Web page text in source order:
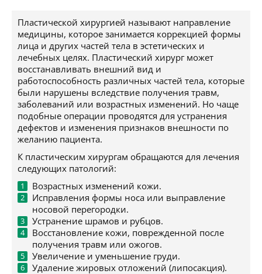
Пластической хирургией называют направление
медицины, которое занимается коррекцией формы
лица и других частей тела в эстетических и
лечебных целях. Пластический хирург может
восстанавливать внешний вид и
работоспособность различных частей тела, которые
были нарушены вследствие получения травм,
заболеваний или возрастных изменений. Но чаще
подобные операции проводятся для устранения
дефектов и изменения признаков внешности по
желанию пациента.
К пластическим хирургам обращаются для лечения
следующих патологий:
Возрастных изменений кожи.
Исправления формы носа или выправление
носовой перегородки.
Устранение шрамов и рубцов.
Восстановление кожи, поврежденной после
получения травм или ожогов.
Увеличение и уменьшение груди.
Удаление жировых отложений (липосакция).